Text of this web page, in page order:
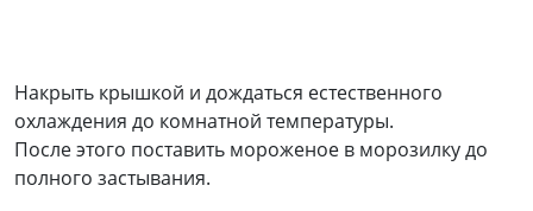
Накрыть крышкой и дождаться естественного
охлаждения до комнатной температуры.
После этого поставить мороженое в морозилку до
полного застывания.